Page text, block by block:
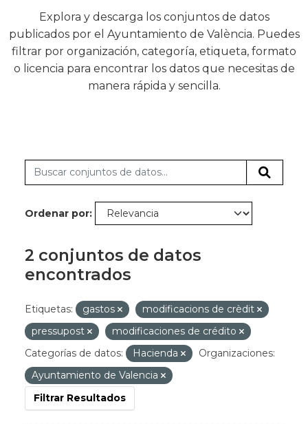
Explora y descarga los conjuntos de datos
publicados por el Ayuntamiento de València. Puedes
filtrar por organización, categoría, etiqueta, formato
o licencia para encontrar los datos que necesitas de
manera rápida y sencilla.
Ordenar por
2 conjuntos de datos
encontrados
Etiquetas: gastos
modificacions de crèdit
pressupost
modificaciones de crédito
Categorías de datos:
Hacienda
Organizaciones:
Ayuntamiento de Valencia
Filtrar Resultados